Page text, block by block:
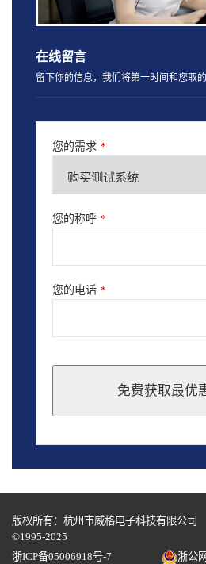
在线留言
留下你的信息，我们将第一时间和您取的
您的需求 *
您的称呼 *
您的电话 *
免费获取最优
should
blank
版权所有：杭州市威格电子科技有限公司
©1995-2025
浙ICP备05006918号-7
浙公